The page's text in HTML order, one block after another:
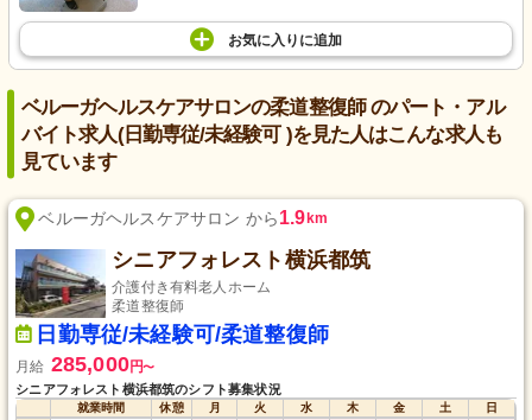
お気に入り に追加
ベルーガヘルスケアサロンの柔道整復師 のパート・アル
バイト求人(日勤専従/未経験可 )を見た人はこんな求人も
見ています
ベルーガヘルスケアサロン から1.9 km
シニアフォレスト横浜都筑
介護付き有料老人ホーム
柔道整復師
日勤専従/未経験可/柔道整復師
月給 285,000円〜
シニアフォレスト横浜都筑のシフト募集状況
就業時間 休憩 月 火 水 木 金 土
日